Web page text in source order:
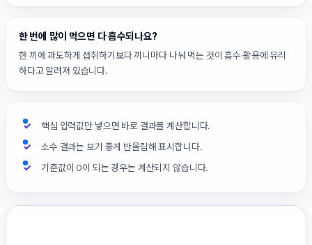
한 번에 많이 먹으면 다 흡수되나요?
한 끼에 과도하게 섭취하기보다 끼니마다 나눠 먹는 것이 흡수·활용에 유리
하다고 알려져 있습니다.
핵심 입력값만 넣으면 바로 결과를 계산합니다.
소수 결과는 보기 좋게 반올림해 표시합니다.
기준값이 0이 되는 경우는 계산되지 않습니다.